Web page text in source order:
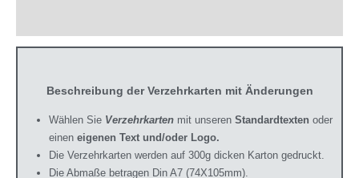
Beschreibung der Verzehrkarten mit Änderungen
Wählen Sie Verzehrkarten mit unseren Standardtexten oder
einen eigenen Text und/oder Logo.
Die Verzehrkarten werden auf 300g dicken Karton gedruckt.
Die Abmaße betragen Din A7 (74X105mm).